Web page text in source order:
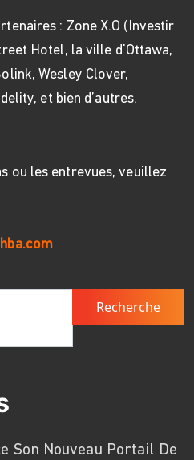
: Zone X.O (Investir
Hotel, la ville d’Ottawa,
Wesley Clover,
et bien d’autres.
ou les entrevues, veuillez
Son Nouveau Portail De